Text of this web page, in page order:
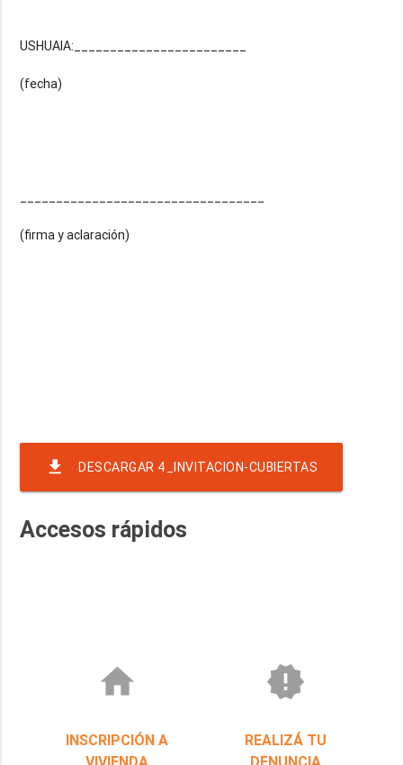
USHUAIA:________________________
(fecha)
(firma y aclaración)
file_download DESCARGAR 4_INVITACION-CUBIERTAS
Accesos rápidos
home
INSCRIPCIÓN A
VIVIENDA
new_releases
REALIZÁ TU
DENUNCIA